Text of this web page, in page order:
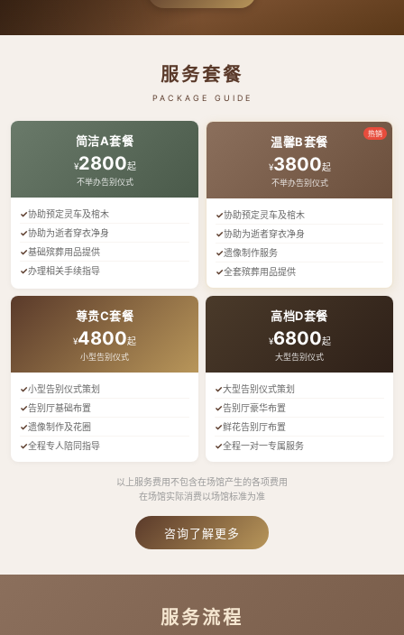
服务套餐
PACKAGE GUIDE
简洁A套餐
¥2800起
不举办告别仪式
协助预定灵车及棺木
协助为逝者穿衣净身
基础殡葬用品提供
办理相关手续指导
热销
温馨B套餐
¥3800起
不举办告别仪式
协助预定灵车及棺木
协助为逝者穿衣净身
遗像制作服务
全套殡葬用品提供
尊贵C套餐
¥4800起
小型告别仪式
小型告别仪式策划
告别厅基础布置
遗像制作及花圈
全程专人陪同指导
高档D套餐
¥6800起
大型告别仪式
大型告别仪式策划
告别厅豪华布置
鲜花告别厅布置
全程一对一专属服务
以上服务费用不包含在场馆产生的各项费用
在场馆实际消费以场馆标准为准
咨询了解更多
服务流程